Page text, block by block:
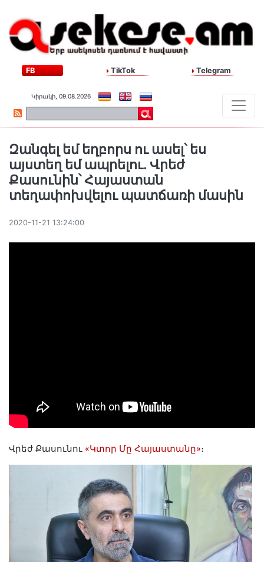
FB TikTok Telegram
Կիրակի, 09.08.2026
Զանգել եմ եղբորս ու ասել՝ ես
այստեղ եմ ապրելու. Վրեժ
Քասունին՝ Հայաստան
տեղափոխվելու պատճառի մասին
2020-11-21 13:24:00
Վրեժ Քասունու «Կտոր Մը Հայաստանը»։